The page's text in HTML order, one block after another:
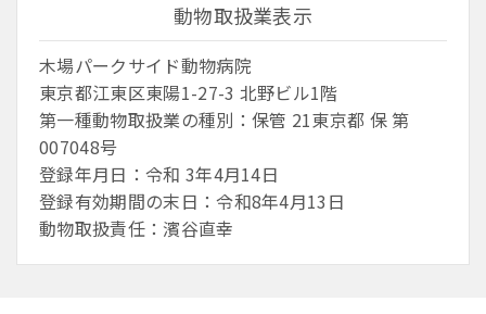
動物取扱業表示
木場パークサイド動物病院
東京都江東区東陽1-27-3 北野ビル1階
第一種動物取扱業の種別：保管 21東京都 保 第
007048号
登録年月日：令和 3年4月14日
登録有効期間の末日：令和8年4月13日
動物取扱責任：濱谷直幸